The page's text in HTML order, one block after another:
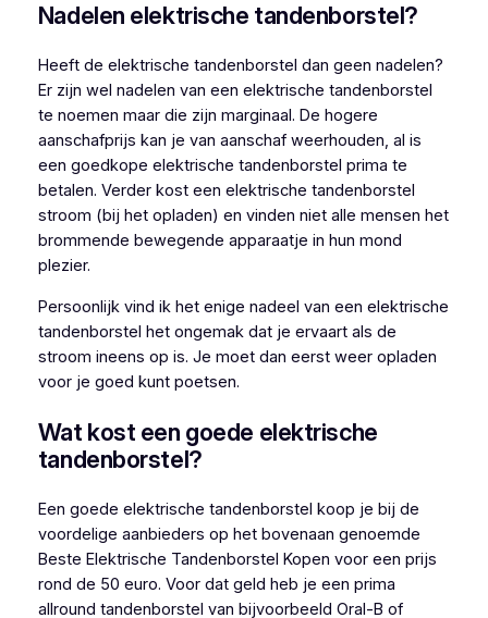
Nadelen elektrische tandenborstel?
Heeft de elektrische tandenborstel dan geen nadelen?
Er zijn wel nadelen van een elektrische tandenborstel
te noemen maar die zijn marginaal. De hogere
aanschafprijs kan je van aanschaf weerhouden, al is
een goedkope elektrische tandenborstel prima te
betalen. Verder kost een elektrische tandenborstel
stroom (bij het opladen) en vinden niet alle mensen het
brommende bewegende apparaatje in hun mond
plezier.
Persoonlijk vind ik het enige nadeel van een elektrische
tandenborstel het ongemak dat je ervaart als de
stroom ineens op is. Je moet dan eerst weer opladen
voor je goed kunt poetsen.
Wat kost een goede elektrische
tandenborstel?
Een goede elektrische tandenborstel koop je bij de
voordelige aanbieders op het bovenaan genoemde
Beste Elektrische Tandenborstel Kopen voor een prijs
rond de 50 euro. Voor dat geld heb je een prima
allround tandenborstel van bijvoorbeeld Oral-B of